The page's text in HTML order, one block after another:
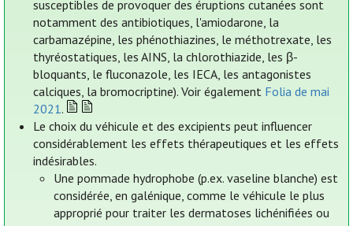
susceptibles de provoquer des éruptions cutanées sont
notamment des antibiotiques, l'amiodarone, la
carbamazépine, les phénothiazines, le méthotrexate, les
thyréostatiques, les AINS, la chlorothiazide, les β-
bloquants, le fluconazole, les IECA, les antagonistes
calciques, la bromocriptine). Voir également Folia de mai
2021.
Le choix du véhicule et des excipients peut influencer
considérablement les effets thérapeutiques et les effets
indésirables.
Une pommade hydrophobe (p.ex. vaseline blanche) est
considérée, en galénique, comme le véhicule le plus
approprié pour traiter les dermatoses lichénifiées ou